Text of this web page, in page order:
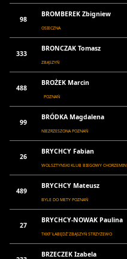
98
BROMBEREK Zbigniew
OSIECZNA
333
BRONCZAK Tomasz
ZBĄSZYŃ
488
BROŻEK Marcin
POZNAŃ
99
BRÓDKA Magdalena
NIEZRZESZONA POZNAŃ
26
BRYCHCY Fabian
WOLSZTYNSKI KLUB BIEGOWY CHORZEMIN
489
BRYCHCY Mateusz
BYLE DO METY POZNAŃ
27
BRYCHCY-NOWAK Paulina
TKKF`ŁABĘDŹ`ZBĄSZYŃ STRZYŻEWO
BRZECZEK Izabela